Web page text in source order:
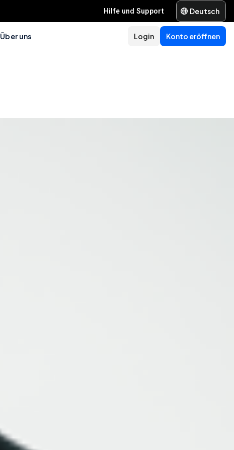
Hilfe und Support Deutsch
Über uns Konto eröffnen
Login